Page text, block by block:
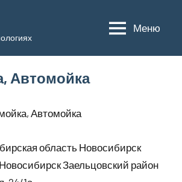
Меню
Автомойка
Автомойка
область Новосибирск
Новосибирск Заельцовский район